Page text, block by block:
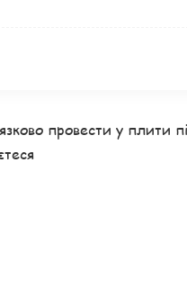
провести у плити